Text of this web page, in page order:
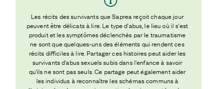
Les récits des survivants que Saprea reçoit chaque jour
peuvent être délicats à lire. Le type d'abus, le lieu où il s'est
produit et les symptômes déclenchés par le traumatisme
ne sont que quelques-uns des éléments qui rendent ces
récits difficiles à lire. Partager ces histoires peut aider les
survivants d'abus sexuels subis dans l'enfance à savoir
qu'ils ne sont pas seuls. Ce partage peut également aider
les individus à reconnaître les schémas communs à